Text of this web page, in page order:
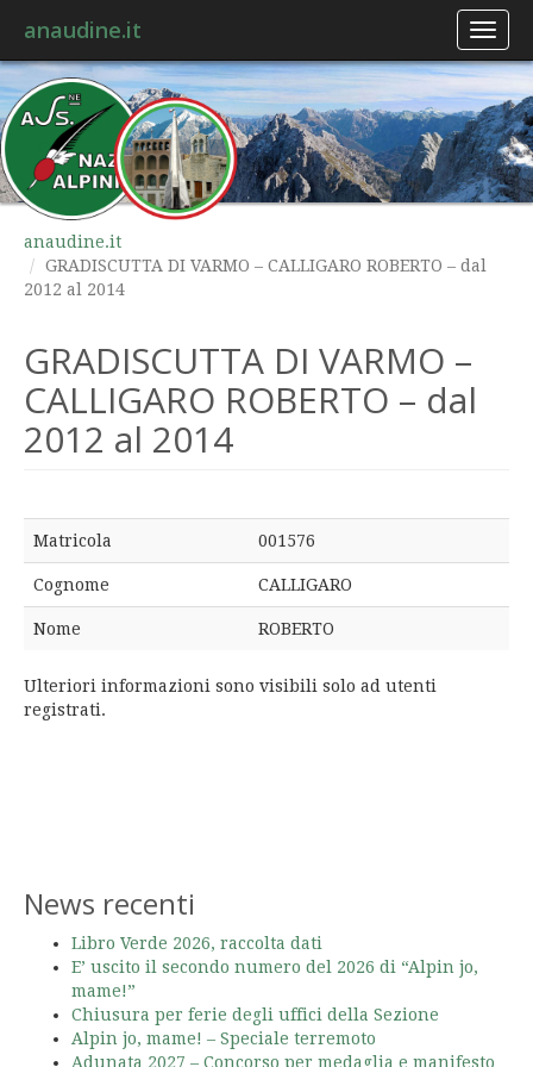
anaudine.it
anaudine.it
GRADISCUTTA DI VARMO – CALLIGARO ROBERTO – dal
2012 al 2014
GRADISCUTTA DI VARMO –
CALLIGARO ROBERTO – dal
2012 al 2014
Matricola 001576
Cognome CALLIGARO
Nome ROBERTO
Ulteriori informazioni sono visibili solo ad utenti
registrati.
News recenti
Libro Verde 2026, raccolta dati
E’ uscito il secondo numero del 2026 di “Alpin jo,
mame!”
Chiusura per ferie degli uffici della Sezione
Alpin jo, mame! – Speciale terremoto
Adunata 2027 – Concorso per medaglia e manifesto